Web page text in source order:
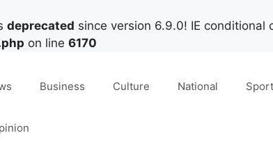
deprecated since version 6.9.0! IE conditional
on line 6170
Business Culture National